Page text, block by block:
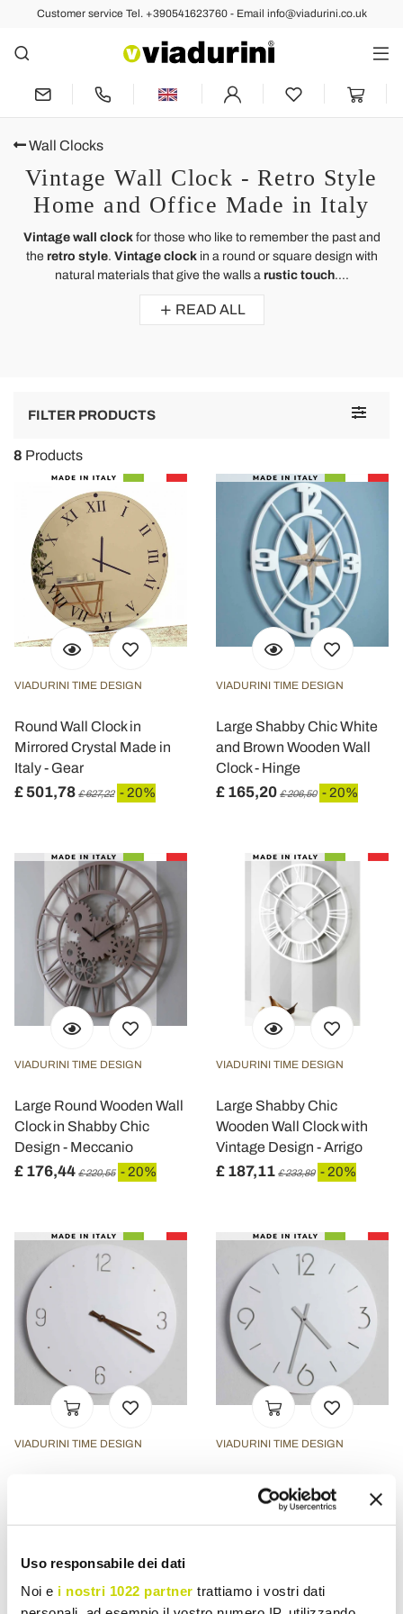
Uso responsabile dei dati
Noi e i nostri 1022 partner trattiamo i vostri dati
Customer service Tel. +390541623760 - Email info@viadurini.co.uk
Wall Clocks
Vintage Wall Clock - Retro Style
Home and Office Made in Italy
Vintage wall clockfor those who like to remember the past and
the retro style. Vintage clockin a round or square design with
natural materials that give the walls a rustic touch....
READ ALL
Toggle
FILTER PRODUCTS
8 Products
VIADURINI TIME DESIGN
Round Wall Clock in
Mirrored Crystal Made in
Italy - Gear
£ 501,78 £ 627,22 - 20%
VIADURINI TIME DESIGN
Large Shabby Chic White
and Brown Wooden Wall
Clock - Hinge
£ 165,20 £ 206,50 - 20%
VIADURINI TIME DESIGN
Large Round Wooden Wall
Clock in Shabby Chic
Design - Meccanio
£ 176,44 £ 220,55 - 20%
VIADURINI TIME DESIGN
Large Shabby Chic
Wooden Wall Clock with
Vintage Design - Arrigo
£ 187,11 £ 233,89 - 20%
VIADURINI TIME DESIGN
Laser Cut - Gioviale
VIADURINI TIME DESIGN
Settimio Classic Design
Round White Wooden Wall
Clock